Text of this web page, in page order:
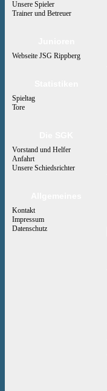
Unsere Spieler
Trainer und Betreuer
Webseite JSG Rippberg
Spieltag
Tore
Vorstand und Helfer
Anfahrt
Unsere Schiedsrichter
Kontakt
Impressum
Datenschutz